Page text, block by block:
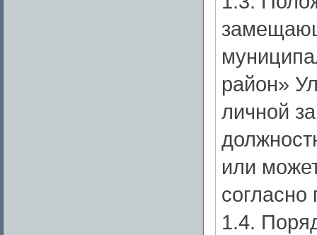
район»
личной
или
1.4.